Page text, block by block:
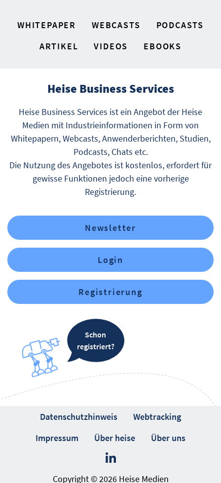
WHITEPAPER WEBCASTS
PODCASTS
ARTIKEL
VIDEOS EBOOKS
Heise Business Services
Heise Business Services ist ein Angebot der Heise
Medien mit Industrieinformationen in Form von
Whitepapern, Webcasts, Anwenderberichten, Studien,
Podcasts, Chats etc.
Die Nutzung des Angebotes ist kostenlos, erfordert für
gewisse Funktionen jedoch eine vorherige
Registrierung.
Newsletter
Login
Registrierung
Schon
registriert?
Datenschutzhinweis
Webtracking
Impressum
Über heise Über uns
Copyright © 2026 Heise Medien